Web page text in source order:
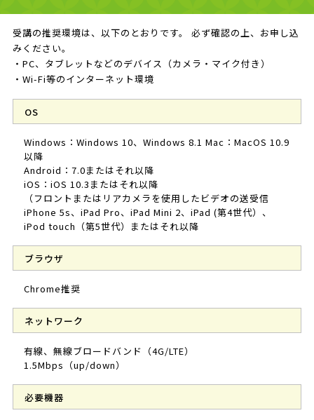
受講の推奨環境は、以下のとおりです。 必ず確認の上、お申し込
みください。
・PC、タブレットなどのデバイス（カメラ・マイク付き）
・Wi-Fi等のインターネット環境
OS
Windows：Windows 10、Windows 8.1 Mac：MacOS 10.9
以降
Android：7.0またはそれ以降
iOS：iOS 10.3またはそれ以降
（フロントまたはリアカメラを使用したビデオの送受信
iPhone 5s、iPad Pro、iPad Mini 2、iPad (第4世代）、
iPod touch（第5世代）またはそれ以降
ブラウザ
Chrome推奨
ネットワーク
有線、無線ブロードバンド（4G/LTE）
1.5Mbps（up/down）
必要機器